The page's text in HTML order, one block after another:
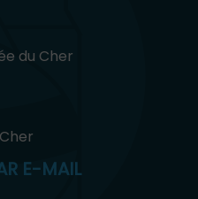
du Cher
E-MAIL